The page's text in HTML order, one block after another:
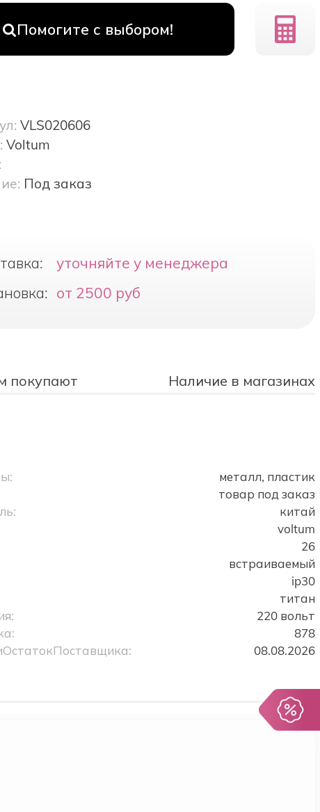
Помогите с выбором!
VLS020606
Voltum
Под заказ
уточняйте у менеджера
от 2500 руб
покупают Наличие в магазинах
металл, пластик
товар под заказ
китай
voltum
26
встраиваемый
ip30
титан
220 вольт
878
08.08.2026